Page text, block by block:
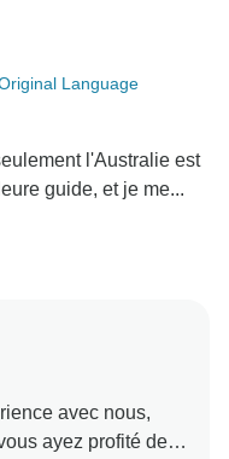
Language
l'Australie est
guide, et je me...
avec nous,
ayez profité de la